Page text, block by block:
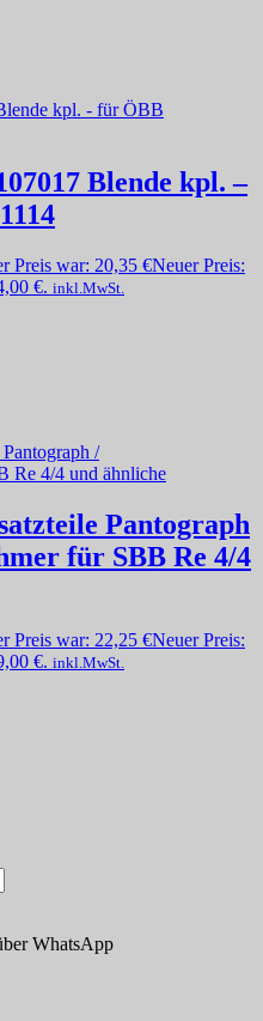
Blende kpl. –
Preis war: 20,35 €Neuer Preis:
€. inkl.MwSt.
Pantograph
für SBB Re 4/4
Preis war: 22,25 €Neuer Preis:
€. inkl.MwSt.
WhatsApp